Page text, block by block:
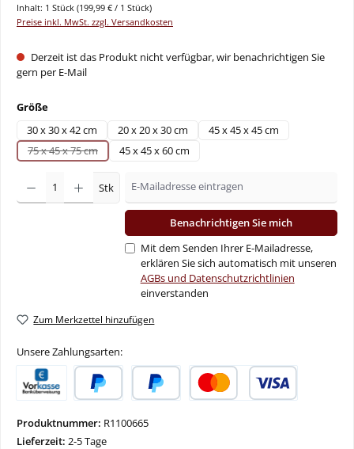
Inhalt: 1 Stück (199,99 € / 1 Stück)
Preise inkl. MwSt. zzgl. Versandkosten
Derzeit ist das Produkt nicht verfügbar, wir benachrichtigen Sie
gern per E-Mail
Größeauswählen
30 x 30 x 42 cm
20 x 20 x 30 cm
45 x 45 x 45 cm
75 x 45 x 75 cm(Diese Option ist zurzeit nicht verfügbar.)
45 x 45 x 60 cm
Stk
Benachrichtigen Sie mich
Mit dem Senden Ihrer E-Mailadresse,
erklären Sie sich automatisch mit unseren
AGBs und Datenschutzrichtlinien
einverstanden
Zum Merkzettel hinzufügen
Unsere Zahlungsarten:
Produktnummer: R1100665
Lieferzeit: 2-5 Tage